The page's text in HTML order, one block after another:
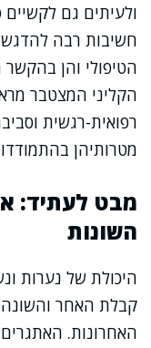
ולעיתים גם
חשיבות רבה
הטיפולי והן
הקליני המצטבר
רפואית-רגשית
מטרותיהן
מבט לעתיד:
השונות
היכולת של נערות
קבלת האחר
האחרונות.